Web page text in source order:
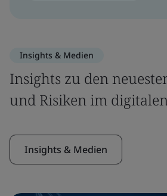
Insights & Medien
Insights zu den
und Risiken im
Insights & Medien